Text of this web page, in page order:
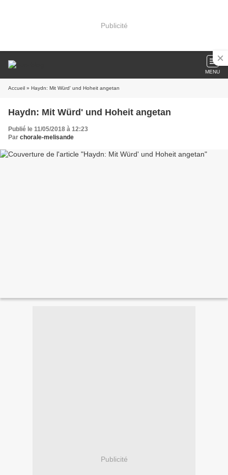
Publicité
MENU
Accueil » Haydn: Mit Würd' und Hoheit angetan
Haydn: Mit Würd' und Hoheit angetan
Publié le 11/05/2018 à 12:23
Par chorale-melisande
Publicité